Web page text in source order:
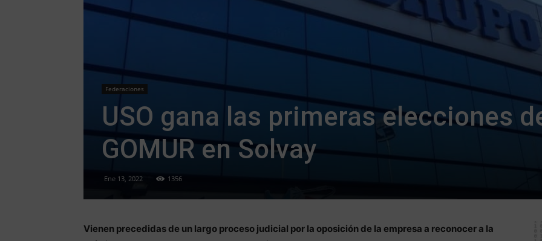
Federaciones
USO gana las primeras elecciones
GOMUR en Solvay
Ene 13, 2022 1356
Vienen precedidas de un largo proceso judicial por la oposición de la empresa a reconocer a la